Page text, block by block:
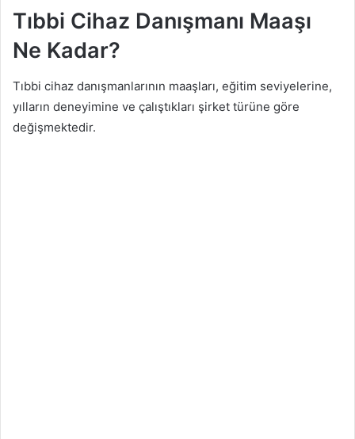
Tıbbi Cihaz Danışmanı Maaşı
Ne Kadar?
Tıbbi cihaz danışmanlarının maaşları, eğitim seviyelerine,
yılların deneyimine ve çalıştıkları şirket türüne göre
değişmektedir.